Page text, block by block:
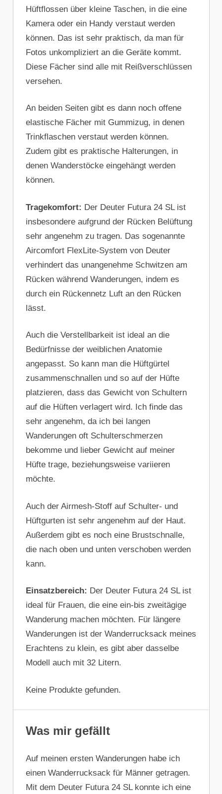
Hüftflossen über kleine Taschen, in die eine
Kamera oder ein Handy verstaut werden
können. Das ist sehr praktisch, da man für
Fotos unkompliziert an die Geräte kommt.
Diese Fächer sind alle mit Reißverschlüssen
versehen.
An beiden Seiten gibt es dann noch offene
elastische Fächer mit Gummizug, in denen
Trinkflaschen verstaut werden können.
Zudem gibt es praktische Halterungen, in
denen Wanderstöcke eingehängt werden
können.
Tragekomfort: Der Deuter Futura 24 SL ist
insbesondere aufgrund der Rücken Belüftung
sehr angenehm zu tragen. Das sogenannte
Aircomfort FlexLite-System von Deuter
verhindert das unangenehme Schwitzen am
Rücken während Wanderungen, indem es
durch ein Rückennetz Luft an den Rücken
lässt.
Auch die Verstellbarkeit ist ideal an die
Bedürfnisse der weiblichen Anatomie
angepasst. So kann man die Hüftgürtel
zusammenschnallen und so auf der Hüfte
platzieren, dass das Gewicht von Schultern
auf die Hüften verlagert wird. Ich finde das
sehr angenehm, da ich bei langen
Wanderungen oft Schulterschmerzen
bekomme und lieber Gewicht auf meiner
Hüfte trage, beziehungsweise variieren
möchte.
Auch der Airmesh-Stoff auf Schulter- und
Hüftgurten ist sehr angenehm auf der Haut.
Außerdem gibt es noch eine Brustschnalle,
die nach oben und unten verschoben werden
kann.
Einsatzbereich: Der Deuter Futura 24 SL ist
ideal für Frauen, die eine ein-bis zweitägige
Wanderung machen möchten. Für längere
Wanderungen ist der Wanderrucksack meines
Erachtens zu klein, es gibt aber dasselbe
Modell auch mit 32 Litern.
Keine Produkte gefunden.
Was mir gefällt
Auf meinen ersten Wanderungen habe ich
einen Wanderrucksack für Männer getragen.
Mit dem Deuter Futura 24 SL konnte ich eine